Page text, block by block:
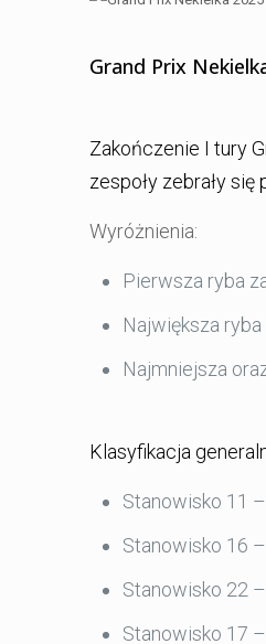
Grand Prix
Zakończenie I tury
zespoły zebrały
Wyróżnienia:
Pierwsza ryba
Największa
Najmniejsza
Klasyfikacja
Stanowisko 11
Stanowisko 16
Stanowisko 22
Stanowisko 17